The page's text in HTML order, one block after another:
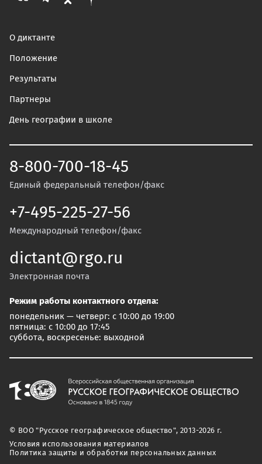
О диктанте
Положение
Результаты
Партнеры
День географии в школе
8-800-700-18-45
Единый федеральный телефон/факс
+7-495-225-27-56
Международный телефон/факс
dictant@rgo.ru
Электронная почта
Режим работы контактного отдела:
понедельник — четверг: с 10:00 до 19:00
пятница: с 10:00 до 17:45
суббота, воскресенье: выходной
© ВОО "Русское географическое общество", 2013-2026 г.
Условия использования материалов
Политика защиты и обработки персональных данных